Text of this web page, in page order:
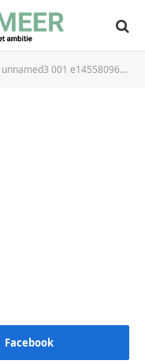
unnamed3 001 e1455809665906
Facebook